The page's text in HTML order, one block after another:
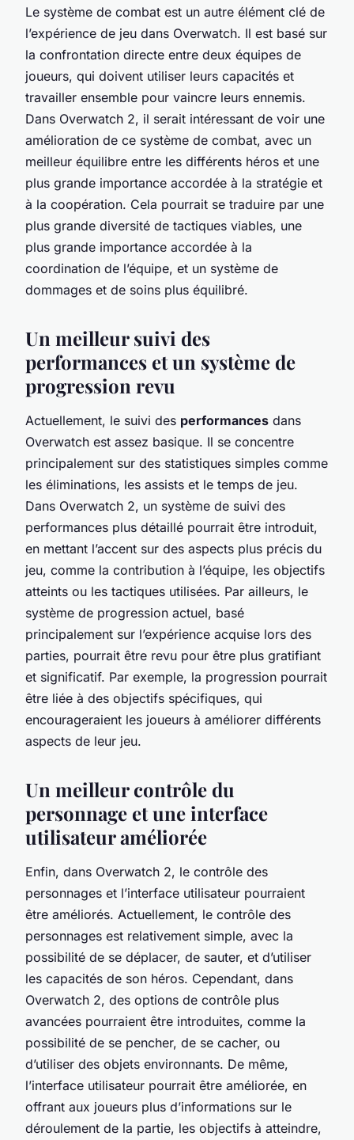
Le système de combat est un autre élément clé de
l’expérience de jeu dans Overwatch. Il est basé sur
la confrontation directe entre deux équipes de
joueurs, qui doivent utiliser leurs capacités et
travailler ensemble pour vaincre leurs ennemis.
Dans Overwatch 2, il serait intéressant de voir une
amélioration de ce système de combat, avec un
meilleur équilibre entre les différents héros et une
plus grande importance accordée à la stratégie et
à la coopération. Cela pourrait se traduire par une
plus grande diversité de tactiques viables, une
plus grande importance accordée à la
coordination de l’équipe, et un système de
dommages et de soins plus équilibré.
Un meilleur suivi des
performances et un système de
progression revu
Actuellement, le suivi des performances dans
Overwatch est assez basique. Il se concentre
principalement sur des statistiques simples comme
les éliminations, les assists et le temps de jeu.
Dans Overwatch 2, un système de suivi des
performances plus détaillé pourrait être introduit,
en mettant l’accent sur des aspects plus précis du
jeu, comme la contribution à l’équipe, les objectifs
atteints ou les tactiques utilisées. Par ailleurs, le
système de progression actuel, basé
principalement sur l’expérience acquise lors des
parties, pourrait être revu pour être plus gratifiant
et significatif. Par exemple, la progression pourrait
être liée à des objectifs spécifiques, qui
encourageraient les joueurs à améliorer différents
aspects de leur jeu.
Un meilleur contrôle du
personnage et une interface
utilisateur améliorée
Enfin, dans Overwatch 2, le contrôle des
personnages et l’interface utilisateur pourraient
être améliorés. Actuellement, le contrôle des
personnages est relativement simple, avec la
possibilité de se déplacer, de sauter, et d’utiliser
les capacités de son héros. Cependant, dans
Overwatch 2, des options de contrôle plus
avancées pourraient être introduites, comme la
possibilité de se pencher, de se cacher, ou
d’utiliser des objets environnants. De même,
l’interface utilisateur pourrait être améliorée, en
offrant aux joueurs plus d’informations sur le
déroulement de la partie, les objectifs à atteindre,